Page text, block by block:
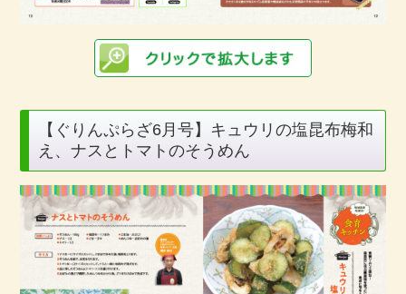
【ぐりんぷらざ6月号】キュウリの塩昆布梅和
え、ナスとトマトのそうめん